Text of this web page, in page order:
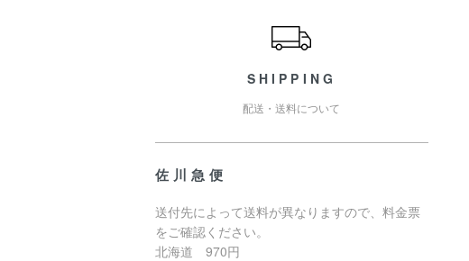
SHIPPING
配送・送料について
佐川急便
送付先によって送料が異なりますので、料金票
をご確認ください。
北海道 970円